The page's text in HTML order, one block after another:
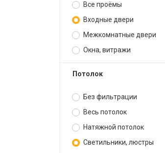
Все проёмы
Входные двери
Межкомнатные двери
Окна, витражи
Потолок
Без фильтрации
Весь потолок
Натяжной потолок
Светильники, люстры